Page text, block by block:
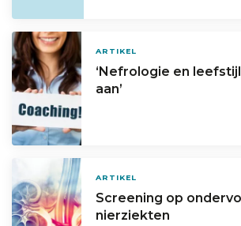
ARTIKEL
‘Nefrologie en
aan’
ARTIKEL
Screening op
nierziekten